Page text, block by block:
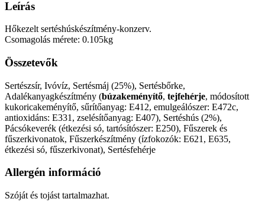
Leírás
Hőkezelt sertéshúskészítmény-konzerv.
Csomagolás mérete: 0.105kg
Összetevők
Sertészsír, Ivóvíz, Sertésmáj (25%), Sertésbőrke,
Adalékanyagkészítmény (búzakeményítő, tejfehérje, módosított
kukoricakeményítő, sűrítőanyag: E412, emulgeálószer: E472c,
antioxidáns: E331, zselésítőanyag: E407), Sertéshús (2%),
Pácsókeverék (étkezési só, tartósítószer: E250), Fűszerek és
fűszerkivonatok, Fűszerkészítmény (ízfokozók: E621, E635,
étkezési só, fűszerkivonat), Sertésfehérje
Allergén információ
Szóját és tojást tartalmazhat.